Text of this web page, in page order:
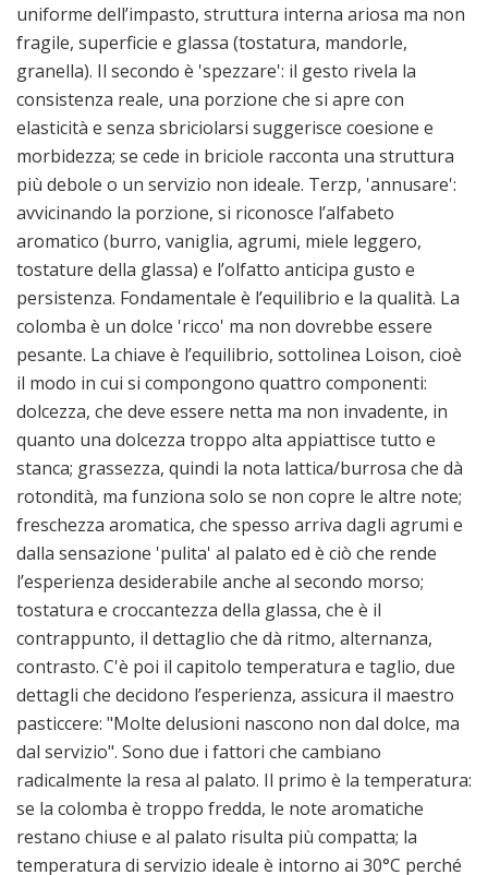
uniforme dell’impasto, struttura interna ariosa ma non
fragile, superficie e glassa (tostatura, mandorle,
granella). Il secondo è 'spezzare': il gesto rivela la
consistenza reale, una porzione che si apre con
elasticità e senza sbriciolarsi suggerisce coesione e
morbidezza; se cede in briciole racconta una struttura
più debole o un servizio non ideale. Terzp, 'annusare':
avvicinando la porzione, si riconosce l’alfabeto
aromatico (burro, vaniglia, agrumi, miele leggero,
tostature della glassa) e l’olfatto anticipa gusto e
persistenza. Fondamentale è l’equilibrio e la qualità. La
colomba è un dolce 'ricco' ma non dovrebbe essere
pesante. La chiave è l’equilibrio, sottolinea Loison, cioè
il modo in cui si compongono quattro componenti:
dolcezza, che deve essere netta ma non invadente, in
quanto una dolcezza troppo alta appiattisce tutto e
stanca; grassezza, quindi la nota lattica/burrosa che dà
rotondità, ma funziona solo se non copre le altre note;
freschezza aromatica, che spesso arriva dagli agrumi e
dalla sensazione 'pulita' al palato ed è ciò che rende
l’esperienza desiderabile anche al secondo morso;
tostatura e croccantezza della glassa, che è il
contrappunto, il dettaglio che dà ritmo, alternanza,
contrasto. C'è poi il capitolo temperatura e taglio, due
dettagli che decidono l’esperienza, assicura il maestro
pasticcere: "Molte delusioni nascono non dal dolce, ma
dal servizio". Sono due i fattori che cambiano
radicalmente la resa al palato. Il primo è la temperatura:
se la colomba è troppo fredda, le note aromatiche
restano chiuse e al palato risulta più compatta; la
temperatura di servizio ideale è intorno ai 30°C perché